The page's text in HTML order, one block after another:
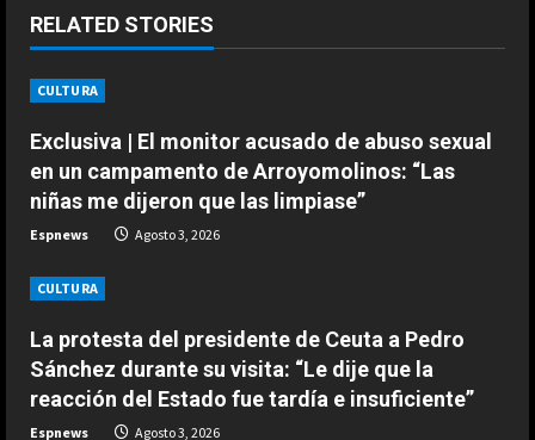
u
e
R
e
a
d
i
n
g
RELATED STORIES
CULTURA
Exclusiva | El monitor acusado de abuso sexual
en un campamento de Arroyomolinos: “Las
niñas me dijeron que las limpiase”
Espnews Agosto 3, 2026
CULTURA
La protesta del presidente de Ceuta a Pedro
Sánchez durante su visita: “Le dije que la
reacción del Estado fue tardía e insuficiente”
Espnews Agosto 3, 2026
2
propone Djokovic en el tenis actual:
“Es lo mejor para todos”
3
ESPAÑA
Agosto 4, 2026
ESPAÑA
No pudo ser: Jódar cae ante Fritz